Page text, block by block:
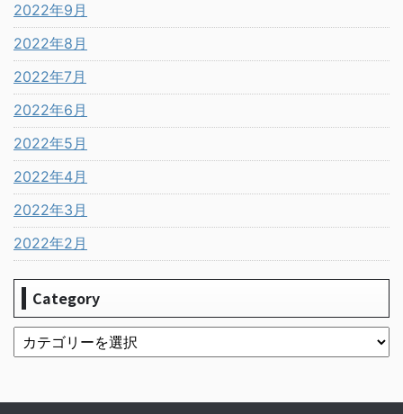
2022年9月
2022年8月
2022年7月
2022年6月
2022年5月
2022年4月
2022年3月
2022年2月
Category